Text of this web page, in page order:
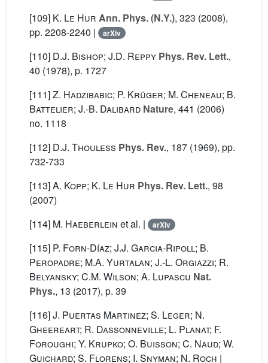
[109] K. Le Hur Ann. Phys. (N.Y.), 323 (2008),
pp. 2208-2240 |
arXiv
[110] D.J. Bishop; J.D. Reppy Phys. Rev. Lett.,
40 (1978), p. 1727
[111]Z. Hadzibabic; P. Krüger; M. Cheneau; B.
Battelier; J.-B. Dalibard Nature, 441 (2006)
no. 1118
[112] D.J. Thouless Phys. Rev., 187 (1969), pp.
732-733
[113]A. Kopp; K. Le Hur Phys. Rev. Lett., 98
(2007)
[114] M. Haeberlein et al. | arXiv
[115] P. Forn-Díaz; J.J. Garcia-Ripoll; B.
Peropadre; M.A. Yurtalan; J.-L. Orgiazzi; R.
Belyansky; C.M. Wilson; A. Lupascu Nat.
Phys., 13 (2017), p. 39
[116]J. Puertas Martinez; S. Leger; N.
Gheereart; R. Dassonneville; L. Planat; F.
Foroughi; Y. Krupko; O. Buisson; C. Naud; W.
Guichard; S. Florens; I. Snyman; N. Roch |